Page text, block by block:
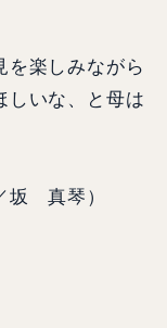
楽しみながら
しいな、と母は
坂 真琴）